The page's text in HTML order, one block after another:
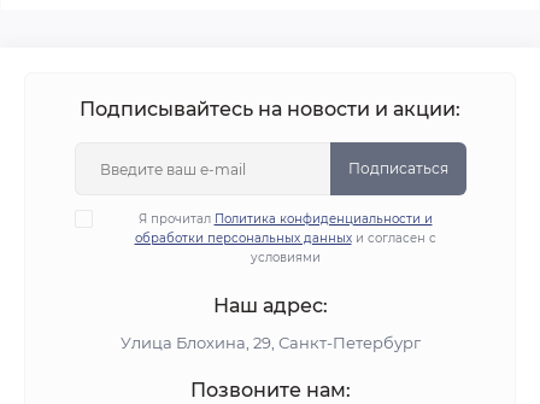
Подписывайтесь на новости и акции:
Подписаться
Я прочитал Политика конфиденциальности и
обработки персональных данныхи согласен с
условиями
Наш адрес:
Улица Блохина, 29, Санкт-Петербург
Позвоните нам: